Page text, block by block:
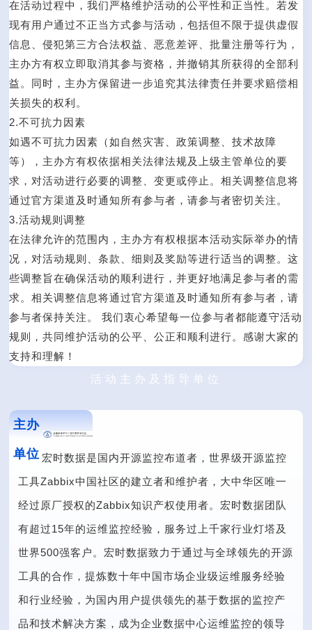
在活动过程中，我们严格维护活动的公平性和正当性。若发
现有用户通过不正当方式参与活动，包括但不限于提供虚假
信息、侵犯第三方合法权益、恶意差评、批量注册等行为，
主办方有权立即取消其参与资格，并撤销其所获得的全部利
益。同时，主办方保留进一步追究其法律责任并要求赔偿相
关损失的权利。
2.不可抗力因素
如遇不可抗力因素（如自然灾害、政策调整、技术故障
等），主办方有权依据相关法律法规及上级主管单位的要
求，对活动进行必要的调整、变更或停止。相关调整信息将
通过官方渠道及时通知所有参与者，请参与者密切关注。
3.活动规则调整
在法律允许的范围内，主办方有权根据本活动实际举办的情
况，对活动规则、条款、细则及奖励等进行适当的调整。这
些调整旨在确保活动的顺利进行，并更好地满足参与者的需
求。相关调整信息将通过官方渠道及时通知所有参与者，请
参与者保持关注。 我们衷心希望每一位参与者都能遵守活动
规则，共同维护活动的公平、公正和顺利进行。感谢大家的
支持和理解！
活动主办及指导单位
主办
单位 宏时数据是国内开源监控布道者，世界级开源监控
工具Zabbix中国社区的建立者和维护者，大中华区唯一
经过原厂授权的Zabbix知识产权使用者。宏时数据团队
有超过15年的运维监控经验，服务过上千家行业灯塔及
世界500强客户。宏时数据致力于通过与全球领先的开源
工具的合作，提炼数十年中国市场企业级运维服务经验
和行业经验，为国内用户提供领先的基于数据的监控产
品和技术解决方案，成为企业数据中心运维监控的领导